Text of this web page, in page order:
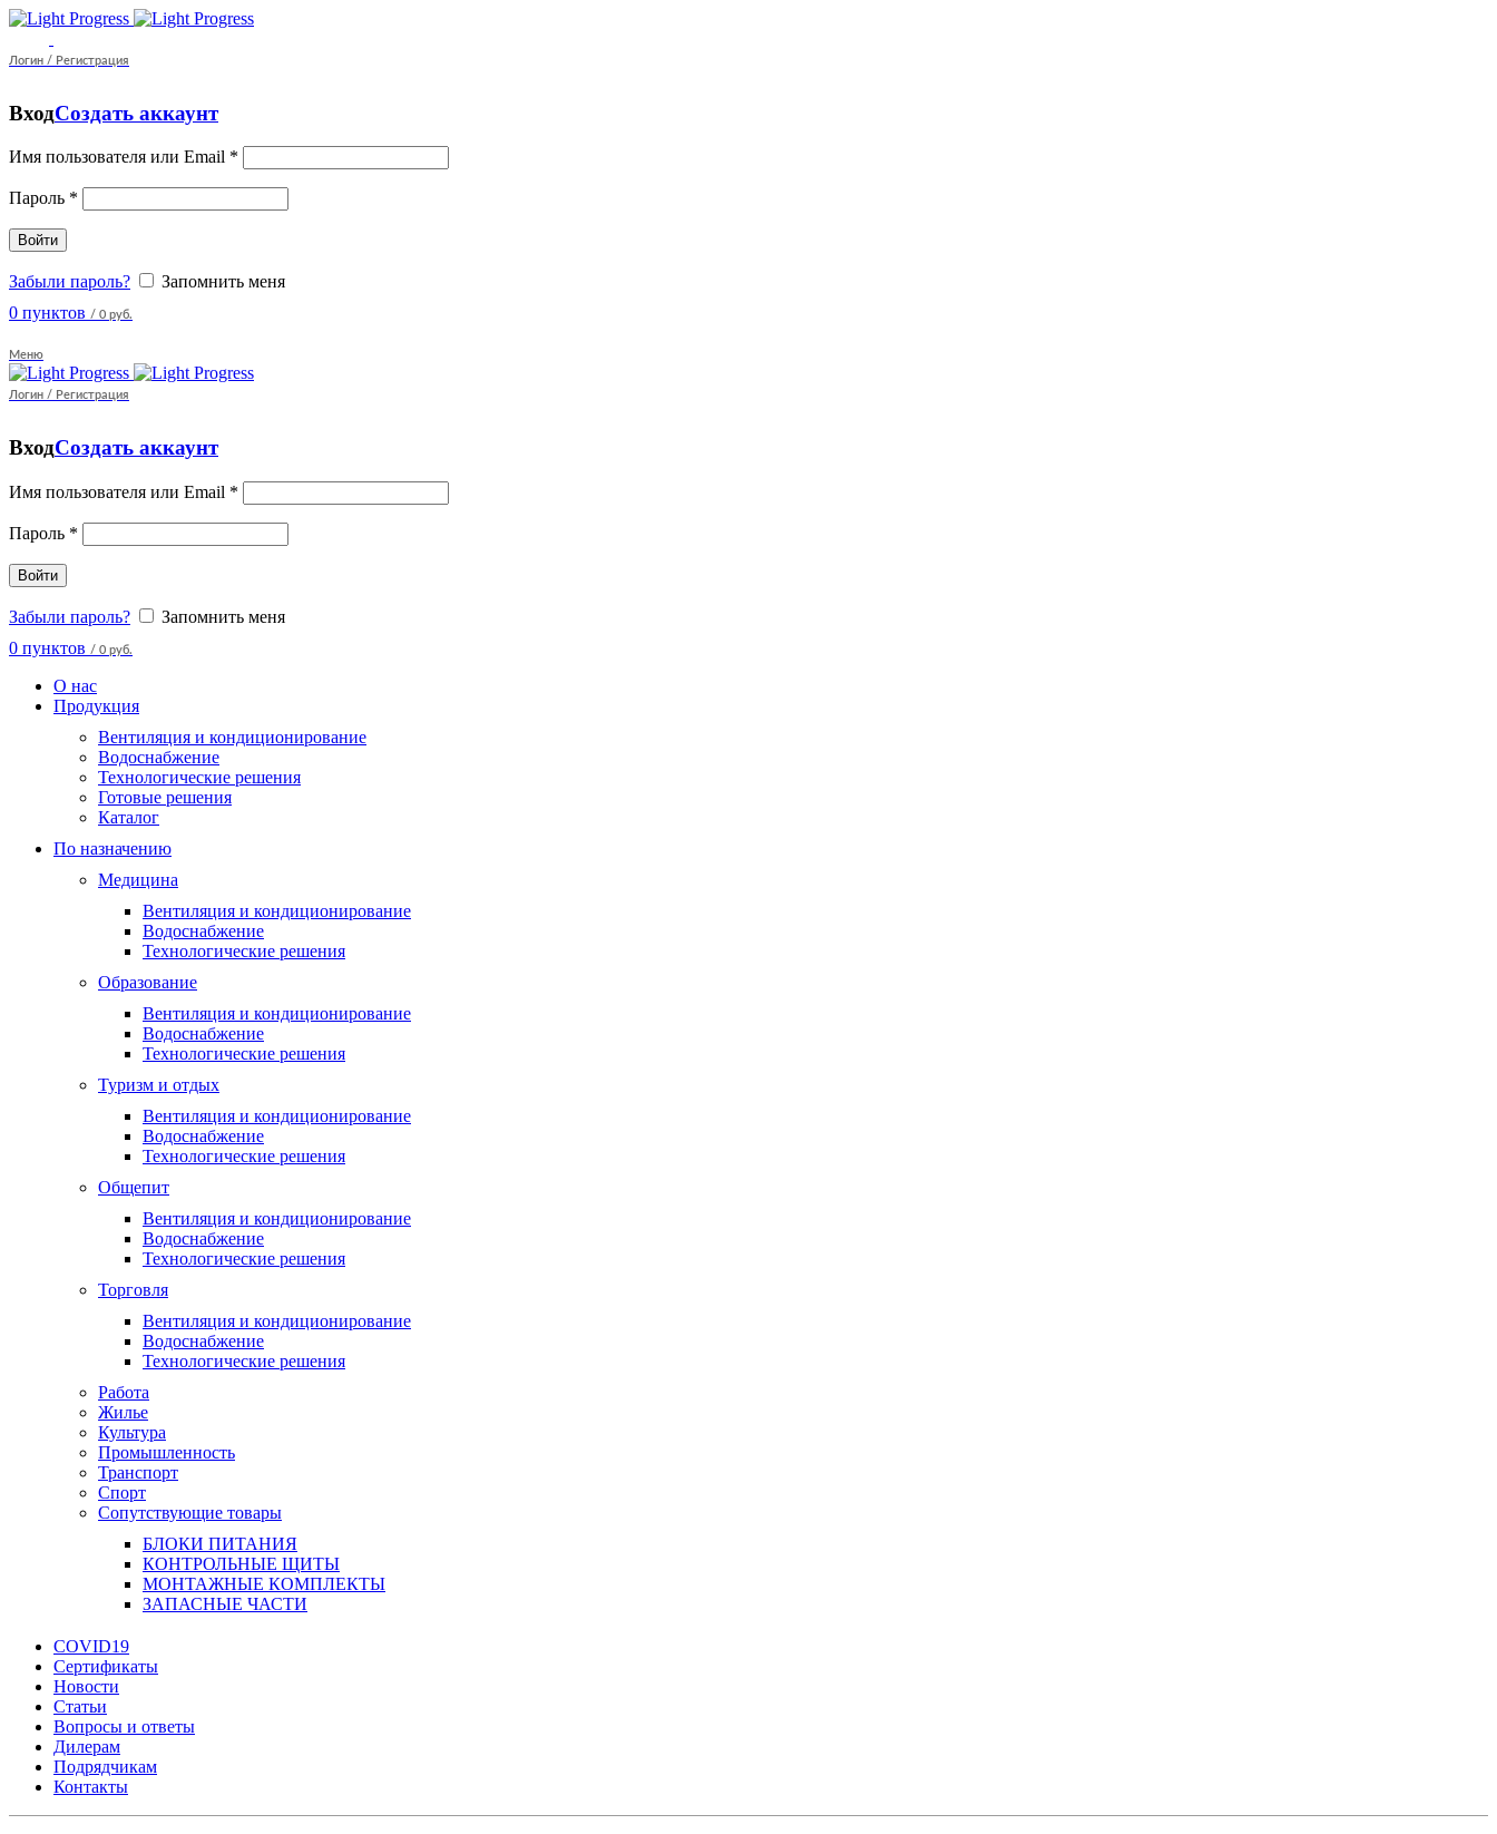
Логин / Регистрация
ВходСоздать аккаунт
Имя пользователя или Email *
Пароль *
Войти
Забыли пароль?
Запомнить меня
0 пунктов / 0 руб.
Меню
Логин / Регистрация
ВходСоздать аккаунт
Имя пользователя или Email *
Пароль *
Войти
Забыли пароль?
Запомнить меня
0 пунктов / 0 руб.
О нас
Продукция
Вентиляция и кондиционирование
Водоснабжение
Технологические решения
Готовые решения
Каталог
По назначению
Медицина
Вентиляция и кондиционирование
Водоснабжение
Технологические решения
Образование
Вентиляция и кондиционирование
Водоснабжение
Технологические решения
Туризм и отдых
Вентиляция и кондиционирование
Водоснабжение
Технологические решения
Общепит
Вентиляция и кондиционирование
Водоснабжение
Технологические решения
Торговля
Вентиляция и кондиционирование
Водоснабжение
Технологические решения
Работа
Жилье
Культура
Промышленность
Транспорт
Спорт
Сопутствующие товары
БЛОКИ ПИТАНИЯ
КОНТРОЛЬНЫЕ ЩИТЫ
МОНТАЖНЫЕ КОМПЛЕКТЫ
ЗАПАСНЫЕ ЧАСТИ
COVID19
Сертификаты
Новости
Статьи
Вопросы и ответы
Дилерам
Подрядчикам
Контакты